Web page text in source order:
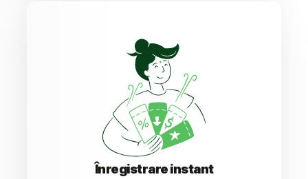
Înregistrare instant